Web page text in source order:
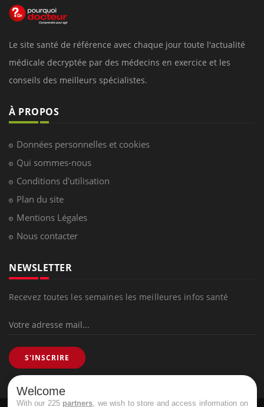
Le site santé de référence avec chaque jour toute l'actualité
médicale decryptée par des médecins en exercice et les
conseils des meilleurs spécialistes.
À PROPOS
Données personnelles et cookies
Qui sommes-nous
Conditions d'utilisation
Plan du site
Mentions Légales
Nous contacter
NEWSLETTER
Recevez toutes les semaines les meilleures infos santé
S'INSCRIRE
Welcome
With our 225 partners , we wish to store and access information on